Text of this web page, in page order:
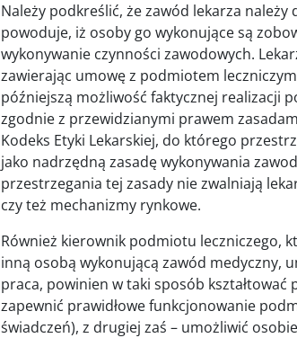
Należy podkreślić, że zawód lekarza
powoduje, iż osoby go wykonujące są
wykonywanie czynności zawodowych.
zawierając umowę z podmiotem
późniejszą możliwość faktycznej realizacji
zgodnie z przewidzianymi prawem
Kodeks Etyki Lekarskiej, do którego
jako nadrzędną zasadę wykonywania
przestrzegania tej zasady nie zwalniają
czy też mechanizmy rynkowe.
Również kierownik podmiotu leczniczego,
inną osobą wykonującą zawód medyczny,
praca, powinien w taki sposób
zapewnić prawidłowe funkcjonowanie
świadczeń), z drugiej zaś – umożliwić